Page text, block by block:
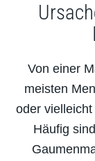
Von einer
meisten
oder
Häufig